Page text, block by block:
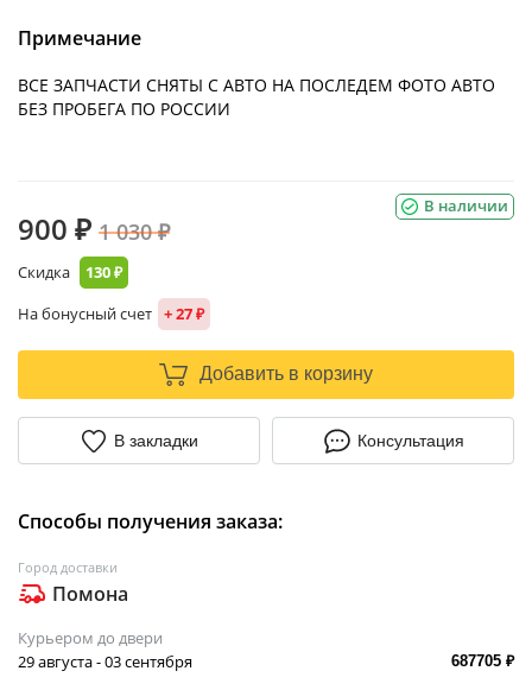
Примечание
ВСЕ ЗАПЧАСТИ СНЯТЫ С АВТО НА ПОСЛЕДЕМ ФОТО АВТО
БЕЗ ПРОБЕГА ПО РОССИИ
В наличии
900 ₽ 1 030 ₽
Скидка 130 ₽
На бонусный счет + 27 ₽
Добавить в корзину
В закладки Консультация
Способы получения заказа:
Город доставки
Помона
Курьером до двери
29 августа - 03 сентября
687705 ₽